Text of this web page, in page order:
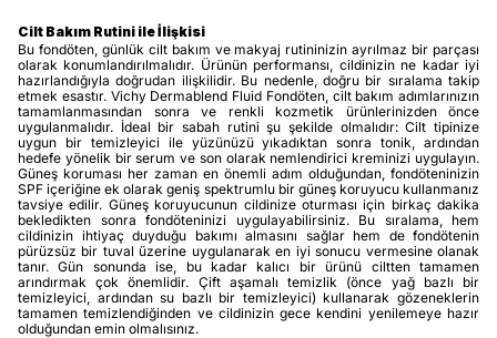
Cilt Bakım Rutini ile İlişkisi
Bu fondöten, günlük cilt bakım ve makyaj rutininizin ayrılmaz bir parçası
olarak konumlandırılmalıdır. Ürünün performansı, cildinizin ne kadar iyi
hazırlandığıyla doğrudan ilişkilidir. Bu nedenle, doğru bir sıralama takip
etmek esastır. Vichy Dermablend Fluid Fondöten, cilt bakım adımlarınızın
tamamlanmasından sonra ve renkli kozmetik ürünlerinizden önce
uygulanmalıdır. İdeal bir sabah rutini şu şekilde olmalıdır: Cilt tipinize
uygun bir temizleyici ile yüzünüzü yıkadıktan sonra tonik, ardından
hedefe yönelik bir serum ve son olarak nemlendirici kreminizi uygulayın.
Güneş koruması her zaman en önemli adım olduğundan, fondöteninizin
SPF içeriğine ek olarak geniş spektrumlu bir güneş koruyucu kullanmanız
tavsiye edilir. Güneş koruyucunun cildinize oturması için birkaç dakika
bekledikten sonra fondöteninizi uygulayabilirsiniz. Bu sıralama, hem
cildinizin ihtiyaç duyduğu bakımı almasını sağlar hem de fondötenin
pürüzsüz bir tuval üzerine uygulanarak en iyi sonucu vermesine olanak
tanır. Gün sonunda ise, bu kadar kalıcı bir ürünü ciltten tamamen
arındırmak çok önemlidir. Çift aşamalı temizlik (önce yağ bazlı bir
temizleyici, ardından su bazlı bir temizleyici) kullanarak gözeneklerin
tamamen temizlendiğinden ve cildinizin gece kendini yenilemeye hazır
olduğundan emin olmalısınız.